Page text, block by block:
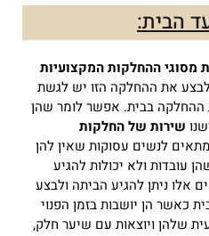
הבית:
מסוגי ההחלקות המקצועיות
את ההחלקה הזו יש לגשת
ההחלקה בבית. אפשר לומר שהן
שירות של החלקות
לנשים עסוקות שאין להן
עובדות ולא יכולות להגיע
ניתן להגיע הביתה ולבצע
כאשר הן יושבות בזמן הפנוי
שלהן ויוצאות עם שיער חלק,